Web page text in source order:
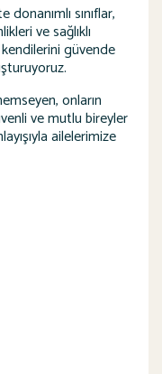
sınıflar,
ve sağlıklı
kendilerini güvende
onların
ve mutlu bireyler
ailelerimize